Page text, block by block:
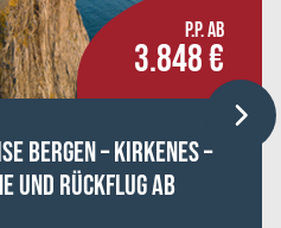
P.P. AB
3.848 €
Bergen – Kirkenes –
und Rückflug ab